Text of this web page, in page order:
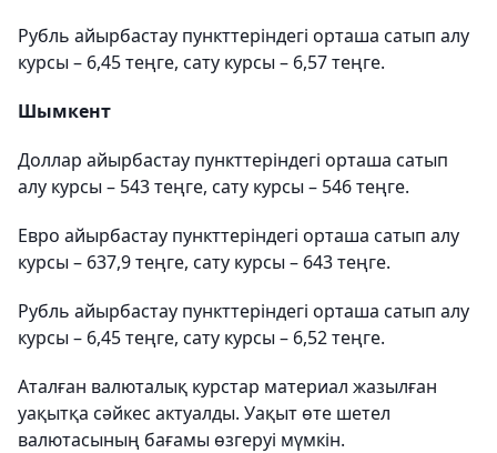
Рубль айырбастау пункттеріндегі орташа сатып алу
курсы – 6,45 теңге, сату курсы – 6,57 теңге.
Шымкент
Доллар айырбастау пункттеріндегі орташа сатып
алу курсы – 543 теңге, сату курсы – 546 теңге.
Евро айырбастау пункттеріндегі орташа сатып алу
курсы – 637,9 теңге, сату курсы – 643 теңге.
Рубль айырбастау пункттеріндегі орташа сатып алу
курсы – 6,45 теңге, сату курсы – 6,52 теңге.
Аталған валюталық курстар материал жазылған
уақытқа сәйкес актуалды. Уақыт өте шетел
валютасының бағамы өзгеруі мүмкін.